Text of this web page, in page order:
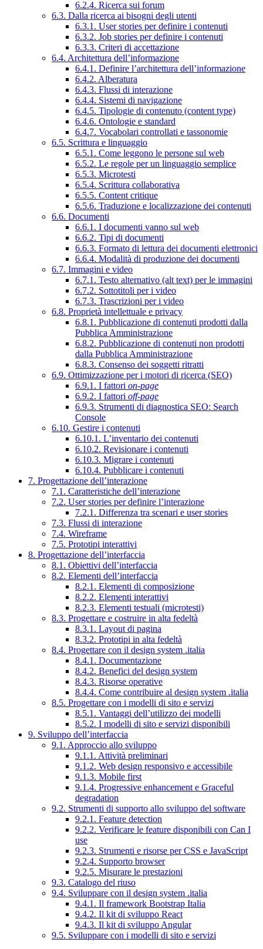
6.2.4. Ricerca sui forum
6.3. Dalla ricerca ai bisogni degli utenti
6.3.1. User stories per definire i contenuti
6.3.2. Job stories per definire i contenuti
6.3.3. Criteri di accettazione
6.4. Architettura dell’informazione
6.4.1. Definire l’architettura dell’informazione
6.4.2. Alberatura
6.4.3. Flussi di interazione
6.4.4. Sistemi di navigazione
6.4.5. Tipologie di contenuto (content type)
6.4.6. Ontologie e standard
6.4.7. Vocabolari controllati e tassonomie
6.5. Scrittura e linguaggio
6.5.1. Come leggono le persone sul web
6.5.2. Le regole per un linguaggio semplice
6.5.3. Microtesti
6.5.4. Scrittura collaborativa
6.5.5. Content critique
6.5.6. Traduzione e localizzazione dei contenuti
6.6. Documenti
6.6.1. I documenti vanno sul web
6.6.2. Tipi di documenti
6.6.3. Formato di lettura dei documenti elettronici
6.6.4. Modalità di produzione dei documenti
6.7. Immagini e video
6.7.1. Testo alternativo (alt text) per le immagini
6.7.2. Sottotitoli per i video
6.7.3. Trascrizioni per i video
6.8. Proprietà intellettuale e privacy
6.8.1. Pubblicazione di contenuti prodotti dalla
Pubblica Amministrazione
6.8.2. Pubblicazione di contenuti non prodotti
dalla Pubblica Amministrazione
6.8.3. Consenso dei soggetti ritratti
6.9. Ottimizzazione per i motori di ricerca (SEO)
6.9.1. I fattori on-page
6.9.2. I fattori off-page
6.9.3. Strumenti di diagnostica SEO: Search
Console
6.10. Gestire i contenuti
6.10.1. L’inventario dei contenuti
6.10.2. Revisionare i contenuti
6.10.3. Migrare i contenuti
6.10.4. Pubblicare i contenuti
7. Progettazione dell’interazione
7.1. Caratteristiche dell’interazione
7.2. User stories per definire l’interazione
7.2.1. Differenza tra scenari e user stories
7.3. Flussi di interazione
7.4. Wireframe
7.5. Prototipi interattivi
8. Progettazione dell’interfaccia
8.1. Obiettivi dell’interfaccia
8.2. Elementi dell’interfaccia
8.2.1. Elementi di composizione
8.2.2. Elementi interattivi
8.2.3. Elementi testuali (microtesti)
8.3. Progettare e costruire in alta fedeltà
8.3.1. Layout di pagina
8.3.2. Prototipi in alta fedeltà
8.4. Progettare con il design system .italia
8.4.1. Documentazione
8.4.2. Benefici del design system
8.4.3. Risorse operative
8.4.4. Come contribuire al design system .italia
8.5. Progettare con i modelli di sito e servizi
8.5.1. Vantaggi dell’utilizzo dei modelli
8.5.2. I modelli di sito e servizi disponibili
9. Sviluppo dell’interfaccia
9.1. Approccio allo sviluppo
9.1.1. Attività preliminari
9.1.2. Web design responsivo e accessibile
9.1.3. Mobile first
9.1.4. Progressive enhancement e Graceful
degradation
9.2. Strumenti di supporto allo sviluppo del software
9.2.1. Feature detection
9.2.2. Verificare le feature disponibili con Can I
use
9.2.3. Strumenti e risorse per CSS e JavaScript
9.2.4. Supporto browser
9.2.5. Misurare le prestazioni
9.3. Catalogo del riuso
9.4. Sviluppare con il design system .italia
9.4.1. Il framework Bootstrap Italia
9.4.2. Il kit di sviluppo React
9.4.3. Il kit di sviluppo Angular
9.5. Sviluppare con i modelli di sito e servizi